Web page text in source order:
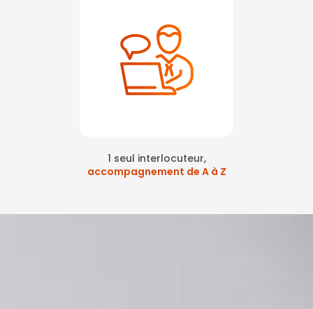
1 seul interlocuteur,
accompagnement de A à Z